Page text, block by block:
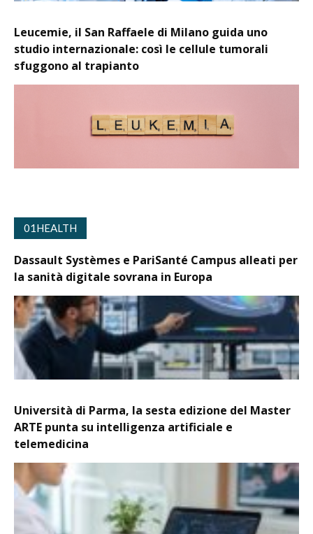
Leucemie, il San Raffaele di Milano guida uno
studio internazionale: così le cellule tumorali
sfuggono al trapianto
01HEALTH
Dassault Systèmes e PariSanté Campus alleati per
la sanità digitale sovrana in Europa
Università di Parma, la sesta edizione del Master
ARTE punta su intelligenza artificiale e
telemedicina